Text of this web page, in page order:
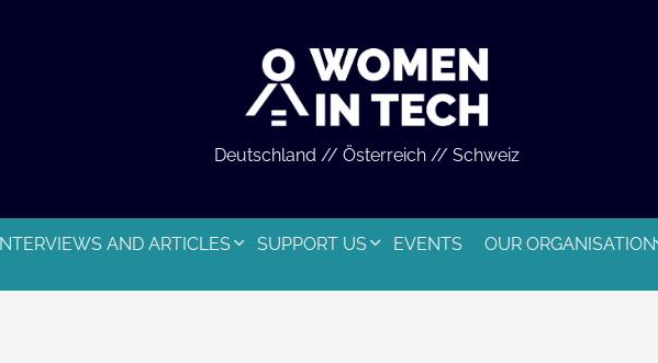
Deutschland // Österreich // Schweiz
INTERVIEWS AND ARTICLES SUPPORT US EVENTS
OUR ORGANISATION